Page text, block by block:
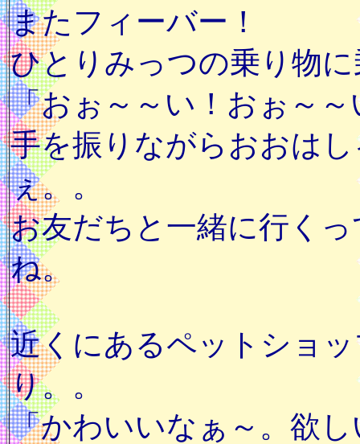
またフィーバー！
ひとりみっつの乗り物
「おぉ～～い！おぉ～～
手を振りながらおおは
ぇ。。
お友だちと一緒に行く
ね。
近くにあるペットショ
り。。
「かわいいなぁ～。欲